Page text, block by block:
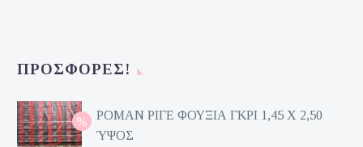
ΠΡΟΣΦΟΡΈΣ!
ΡΟΜΑΝ ΡΙΓΕ ΦΟΥΞΙΑ ΓΚΡΙ 1,45 Χ 2,50
ΎΨΟΣ